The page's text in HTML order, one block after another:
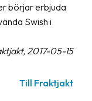
börjar erbjuda
Swish i
2017-05-15
Till Fraktjakt